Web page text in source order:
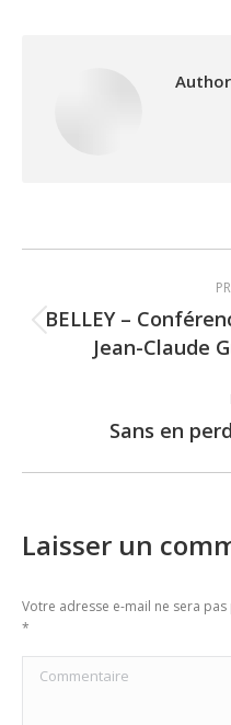
navigation
BELLEY –
Jean-Claude
Sans en
Laisser un
Votre adresse e-mail ne sera
*
Commentaire